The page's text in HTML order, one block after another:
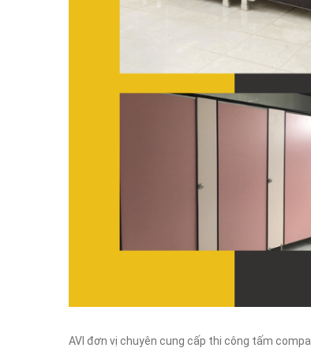
AVI đơn vị chuyên cung cấp thi công tấm